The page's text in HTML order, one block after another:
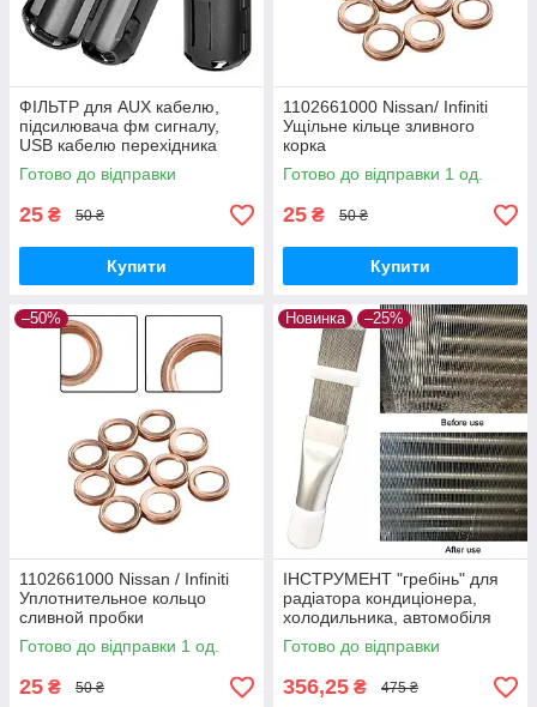
ФІЛЬТР для AUX кабелю,
підсилювача фм сигналу,
USB кабелю перехідника
Готово до відправки
25 ₴ 50 ₴
Купити
1102661000 Nissan/ Infiniti
Ущільне кільце зливного
корка
Готово до відправки 1 од.
25 ₴ 50 ₴
Купити
–50%
1102661000 Nissan / Infiniti
Уплотнительное кольцо
сливной пробки
Готово до відправки 1 од.
25 ₴ 50 ₴
Новинка –25%
ІНСТРУМЕНТ "гребінь" для
радіатора кондиціонера,
холодильника, автомобіля
(очищення, ремонт)
Готово до відправки
356,25 ₴ 475 ₴